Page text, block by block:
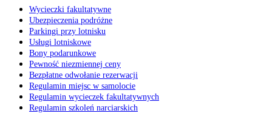
Wycieczki fakultatywne
Ubezpieczenia podróżne
Parkingi przy lotnisku
Usługi lotniskowe
Bony podarunkowe
Pewność niezmiennej ceny
Bezpłatne odwołanie rezerwacji
Regulamin miejsc w samolocie
Regulamin wycieczek fakultatywnych
Regulamin szkoleń narciarskich